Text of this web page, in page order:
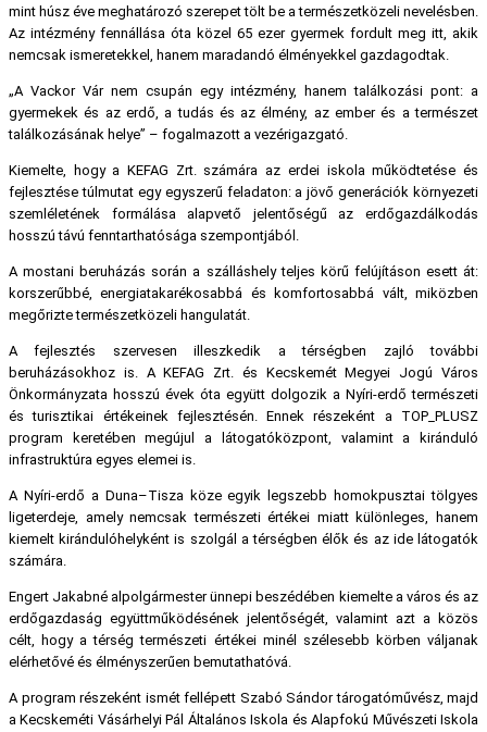
mint húsz éve meghatározó szerepet tölt be a természetközeli nevelésben.
Az intézmény fennállása óta közel 65 ezer gyermek fordult meg itt, akik
nemcsak ismeretekkel, hanem maradandó élményekkel gazdagodtak.
„A Vackor Vár nem csupán egy intézmény, hanem találkozási pont: a
gyermekek és az erdő, a tudás és az élmény, az ember és a természet
találkozásának helye” – fogalmazott a vezérigazgató.
Kiemelte, hogy a KEFAG Zrt. számára az erdei iskola működtetése és
fejlesztése túlmutat egy egyszerű feladaton: a jövő generációk környezeti
szemléletének formálása alapvető jelentőségű az erdőgazdálkodás
hosszú távú fenntarthatósága szempontjából.
A mostani beruházás során a szálláshely teljes körű felújításon esett át:
korszerűbbé, energiatakarékosabbá és komfortosabbá vált, miközben
megőrizte természetközeli hangulatát.
A fejlesztés szervesen illeszkedik a térségben zajló további
beruházásokhoz is. A KEFAG Zrt. és Kecskemét Megyei Jogú Város
Önkormányzata hosszú évek óta együtt dolgozik a Nyíri-erdő természeti
és turisztikai értékeinek fejlesztésén. Ennek részeként a TOP_PLUSZ
program keretében megújul a látogatóközpont, valamint a kiránduló
infrastruktúra egyes elemei is.
A Nyíri-erdő a Duna–Tisza köze egyik legszebb homokpusztai tölgyes
ligeterdeje, amely nemcsak természeti értékei miatt különleges, hanem
kiemelt kirándulóhelyként is szolgál a térségben élők és az ide látogatók
számára.
Engert Jakabné alpolgármester ünnepi beszédében kiemelte a város és az
erdőgazdaság együttműködésének jelentőségét, valamint azt a közös
célt, hogy a térség természeti értékei minél szélesebb körben váljanak
elérhetővé és élményszerűen bemutathatóvá.
A program részeként ismét fellépett Szabó Sándor tárogatóművész, majd
a Kecskeméti Vásárhelyi Pál Általános Iskola és Alapfokú Művészeti Iskola